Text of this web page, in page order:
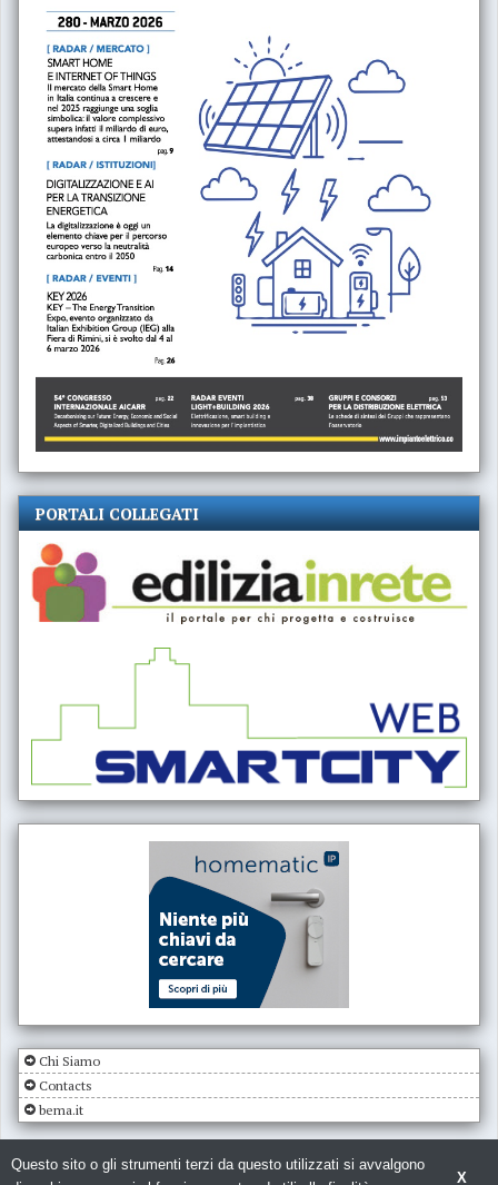
PORTALI COLLEGATI
Chi Siamo
Contacts
bema.it
X
Questo sito o gli strumenti terzi da questo utilizzati si avvalgono